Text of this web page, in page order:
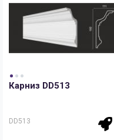
Карниз DD513
DD513